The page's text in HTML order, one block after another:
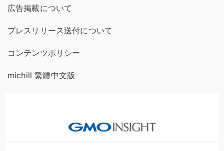
広告掲載について
プレスリリース送付について
コンテンツポリシー
michill 繁體中文版